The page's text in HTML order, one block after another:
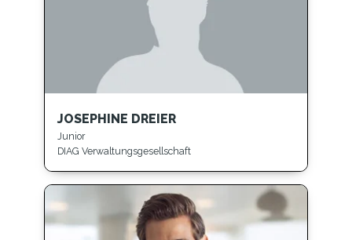
JOSEPHINE DREIER
Junior
DIAG Verwaltungsgesellschaft